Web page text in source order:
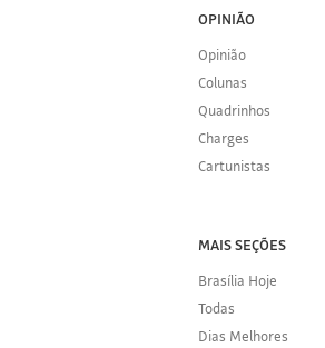
OPINIÃO
Opinião
Colunas
Quadrinhos
Charges
Cartunistas
MAIS SEÇÕES
Brasília Hoje
Todas
Dias Melhores